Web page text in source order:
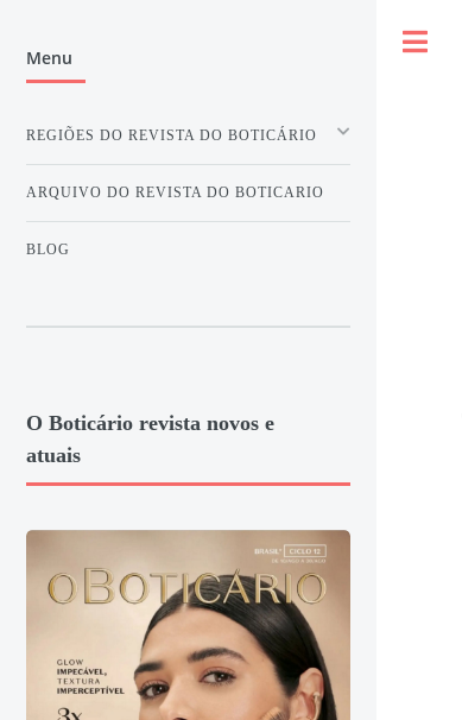
Menu
REGIÕES DO REVISTA DO BOTICÁRIO
ARQUIVO DO REVISTA DO BOTICARIO
BLOG
O Boticário revista novos e
atuais